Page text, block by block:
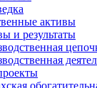
активы
и результаты